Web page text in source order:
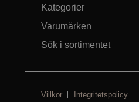
Kategorier
Varumärken
Sök i sortimentet
Villkor Integritetspolicy